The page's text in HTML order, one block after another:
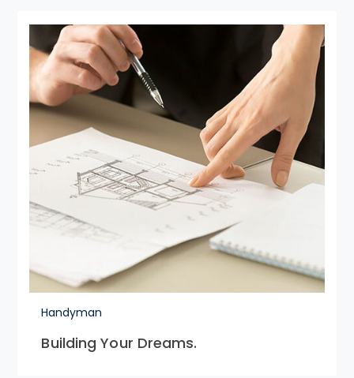
Handyman
Building Your Dreams.